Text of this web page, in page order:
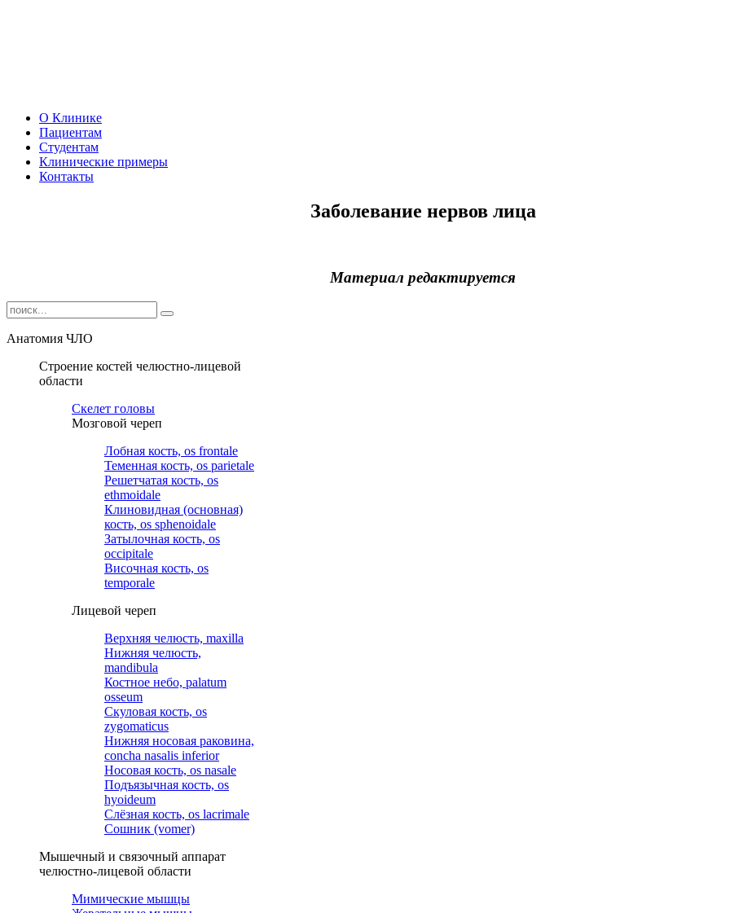
О Клинике
Пациентам
Студентам
Клинические примеры
Контакты
Заболевание нервов лица
Материал редактируется
Анатомия ЧЛО
Строение костей челюстно-лицевой
области
Cкелет головы
Мозговой череп
Лобная кость, os frontale
Теменная кость, os parietale
Решетчатая кость, os
ethmoidale
Клиновидная (основная)
кость, os sphenoidale
Затылочная кость, os
occipitale
Височная кость, os
temporale
Лицевой череп
Верхняя челюсть, maxilla
Нижняя челюсть,
mandibula
Костное небо, palatum
osseum
Скуловая кость, os
zygomaticus
Нижняя носовая раковина,
concha nasalis inferior
Носовая кость, os nasale
Подъязычная кость, os
hyoideum
Слёзная кость, os lacrimale
Сошник (vomer)
Мышечный и связочный аппарат
челюстно-лицевой области
Мимические мышцы